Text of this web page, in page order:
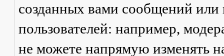
созданных вами сообщений
пользователей: например,
не можете напрямую изменять